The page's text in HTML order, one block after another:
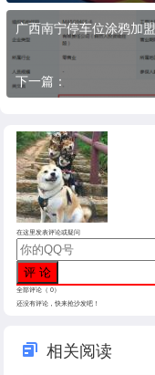
广西南宁停车位涂鸦加
下一篇：
在这里发表评论或疑问
全部评论（ 0）
还没有评论，快来抢沙发吧！
相关阅读